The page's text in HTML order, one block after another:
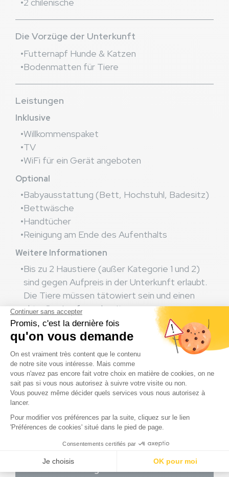
2 chilenische
Die Vorzüge der Unterkunft
Futternapf Hunde & Katzen
Bodenmatten für Tiere
Leistungen
Inklusive
Willkommenspaket
TV
WiFi für ein Gerät angeboten
Optional
Babyausstattung (Bett, Hochstuhl, Badesitz)
Bettwäsche
Handtücher
Reinigung am Ende des Aufenthalts
Weitere Informationen
Bis zu 2 Haustiere (außer Kategorie 1 und 2)
sind gegen Aufpreis in der Unterkunft erlaubt.
Die Tiere müssen tätowiert sein und einen
aktuellen Impfpass besitzen.
Im Preis ist ein Autoparkplatz (keine
Wohnmobile) auf oder in der Nähe Ihres
Stellplatzes inbegriffen.
assignment Plan der Mietunterkunft ansehen